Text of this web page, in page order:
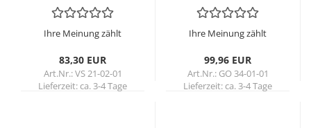
Ihre Meinung zählt
83,30 EUR
Art.Nr.: VS 21-02-01
Lieferzeit:ca. 3-4 Tage
Ihre Meinung zählt
99,96 EUR
Art.Nr.: GO 34-01-01
Lieferzeit:ca. 3-4 Tage